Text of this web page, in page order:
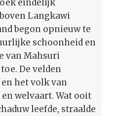
eindelijk
Langkawi
begon opnieuw te
schoonheid en
van Mahsuri
De velden
het volk van
welvaart. Wat ooit
leefde, straalde